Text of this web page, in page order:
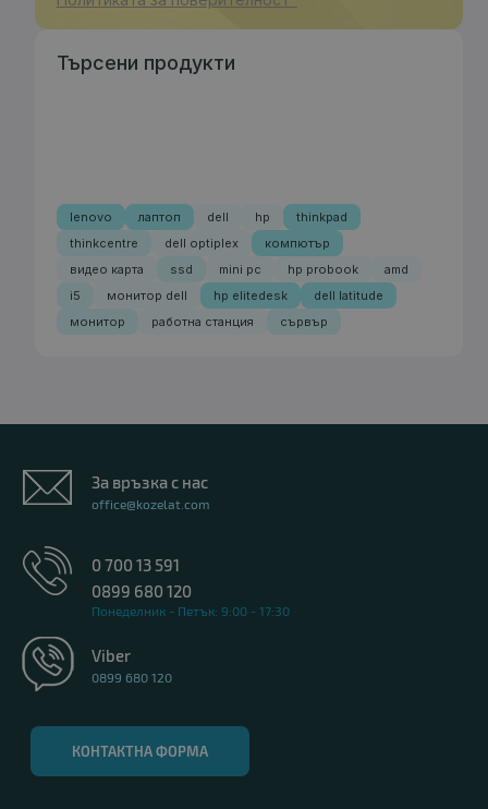
Търсени продукти
lenovo лаптоп dell hp
thinkpad
thinkcentre
dell optiplex
компютър
видео карта
ssd mini pc hp probook
amd
i5
монитор dell hp elitedesk
dell latitude
монитор
работна станция сървър
За връзка с нас
office@kozelat.com
0 700 13 591
0899 680 120
Понеделник - Петък: 9:00 - 17:30
Viber
0899 680 120
КОНТАКТНА ФОРМА